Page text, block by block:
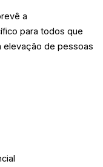
a
para todos que
elevação de pessoas